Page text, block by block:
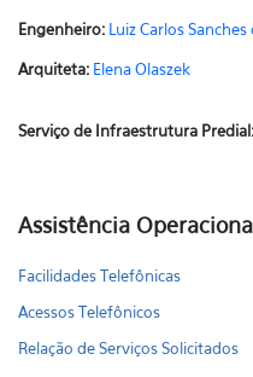
Engenheiro: Luiz Carlos
Arquiteta: Elena Olaszek
Serviço de Infraestrutura Predial:
Assistência
Facilidades Telefônicas
Acessos Telefônicos
Relação de Serviços Solicitados